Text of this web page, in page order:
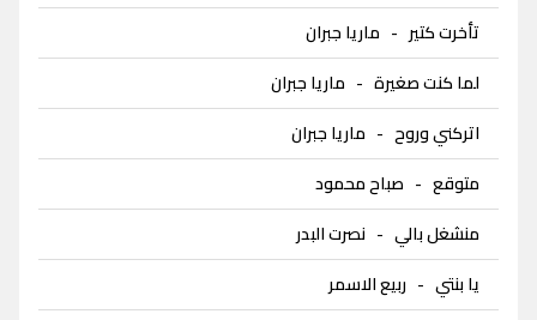
تأخرت كتير- ماريا جبران
لما كنت صغيرة - ماريا جبران
اتركني وروح - ماريا جبران
متوقع - صباح محمود
منشغل بالي - نصرت البدر
يا بنتي - ربيع الاسمر